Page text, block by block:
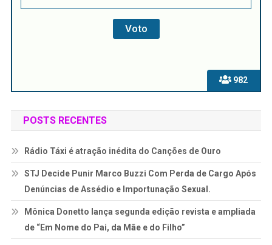
982
POSTS RECENTES
Rádio Táxi é atração inédita do Canções de Ouro
STJ Decide Punir Marco Buzzi Com Perda de Cargo Após
Denúncias de Assédio e Importunação Sexual.
Mônica Donetto lança segunda edição revista e ampliada
de “Em Nome do Pai, da Mãe e do Filho”